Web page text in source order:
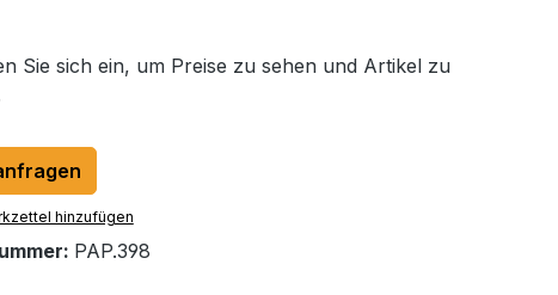
Sie sich ein, um Preise zu sehen und Artikel zu
hinzufügen
PAP.398